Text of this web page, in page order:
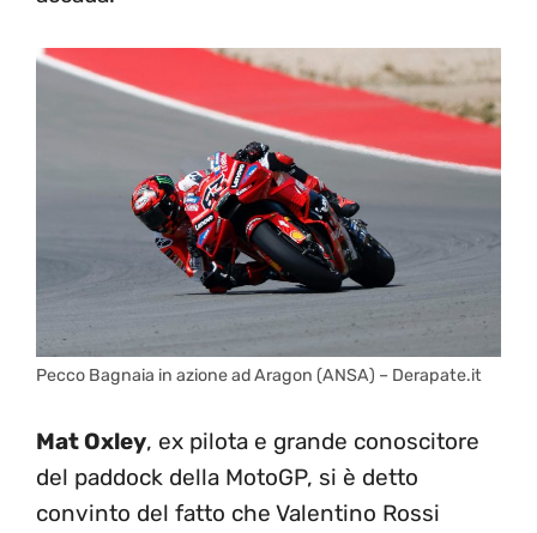
Pecco Bagnaia in azione ad Aragon (ANSA) – Derapate.it
Mat Oxley, ex pilota e grande conoscitore
del paddock della MotoGP, si è detto
convinto del fatto che Valentino Rossi